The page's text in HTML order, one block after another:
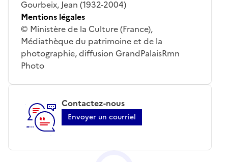
Gourbeix, Jean (1932-2004)
Mentions légales
© Ministère de la Culture (France),
Médiathèque du patrimoine et de la
photographie, diffusion GrandPalaisRmn
Photo
Contactez-nous
Envoyer un courriel